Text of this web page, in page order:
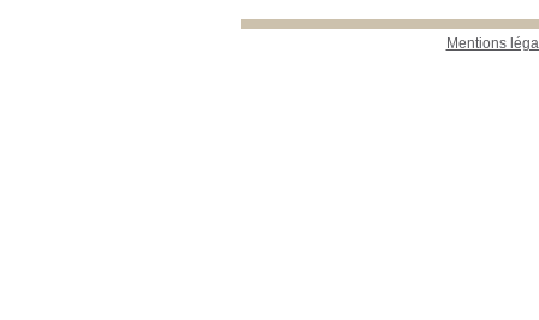
Mentions